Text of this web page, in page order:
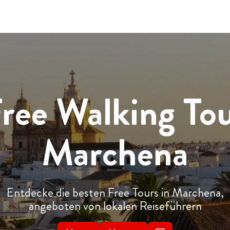
Walking
Marchena
Entdecke die besten Free Tours in Marchena,
angeboten von lokalen Reiseführern